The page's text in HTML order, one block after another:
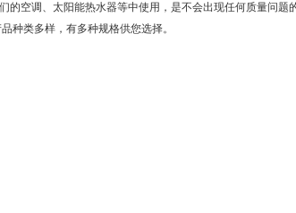
的空调、太阳能热水器等中使用，是不会出现任何质量问
种类多样，有多种规格供您选择。